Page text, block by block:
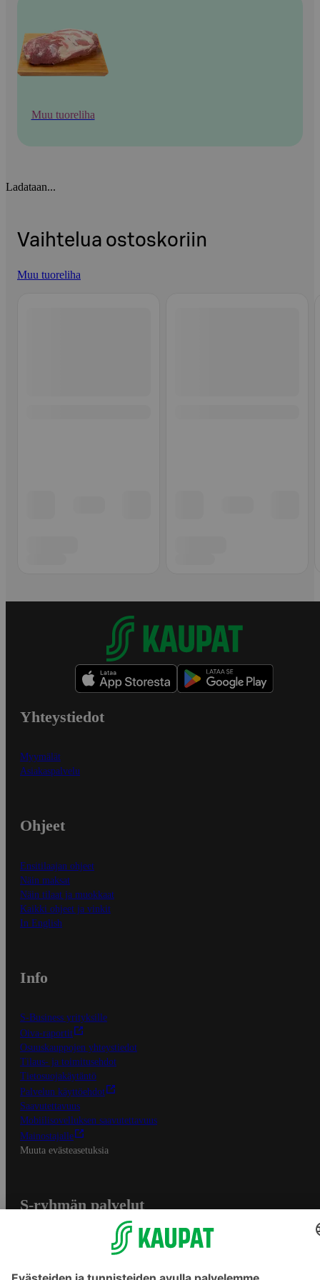
Muu tuoreliha
Ladataan...
Vaihtelua ostoskoriin
Muu tuoreliha
Yhteystiedot
Myymälät
Asiakaspalvelu
Ohjeet
Ensitilaajan ohjeet
Näin maksat
Näin tilaat ja muokkaat
Kaikki ohjeet ja vinkit
In English
Info
S-Business yrityksille
Oiva-raportit
Osuuskauppojen yhteystiedot
Tilaus- ja toimitusehdot
Tietosuojakäytäntö
Palvelun käyttöehdot
Saavutettavuus
Mobiilisovelluksen saavutettavuus
Mainostajalle
Muuta evästeasetuksia
S-ryhmän palvelut